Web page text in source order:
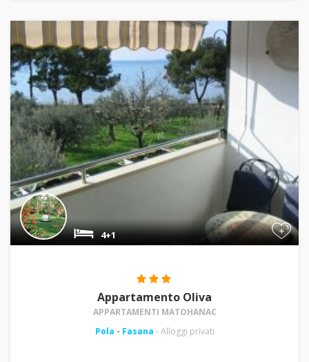
+
4+1
Appartamento Oliva
APPARTAMENTI MATOHANAC
Pola - Fasana - Alloggi privati